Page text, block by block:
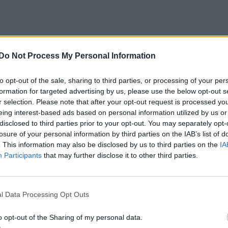
Do Not Process My Personal Information
opt-out of the sale, sharing to third parties, or processing of your
for targeted advertising by us, please use the below opt-out
selection. Please note that after your opt-out request is processed
interest-based ads based on personal information utilized by us
to third parties prior to your opt-out. You may separately
of your personal information by third parties on the IAB’s list of
This information may also be disclosed by us to third parties on the
Participants that may further disclose it to other third parties.
Data Processing Opt Outs
opt-out of the Sharing of my personal data.
tjänster är, och hur mycket fel de har när det kommer
stackare från gatan som knappt vet vad en bil är.
av en AI, ser ut som det.